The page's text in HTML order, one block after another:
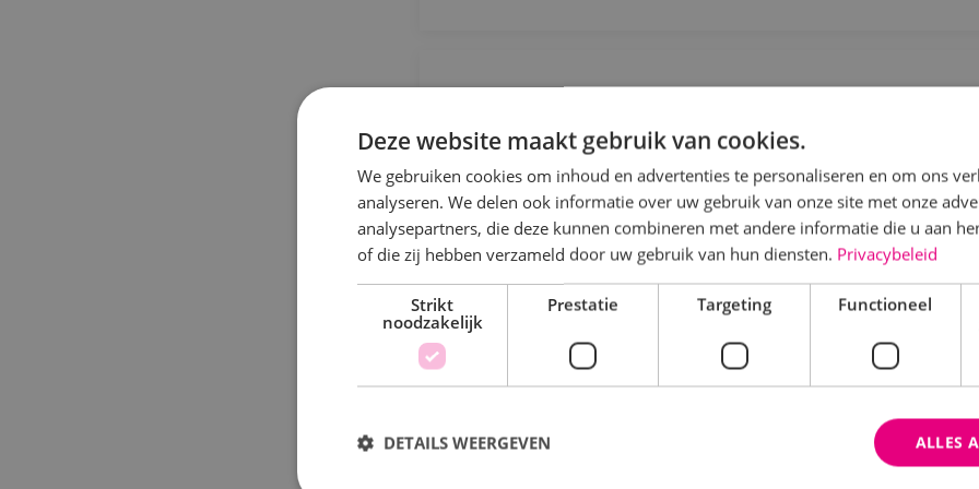
Werktuigbouwkunde
Ben je enthousiast, gedreven en heb je stevige
samenwerking en wil je bijdragen aan de verdere groei
Bekijk vacature Direct solliciteren
Commercieel technisch adviseur
Deze website maakt gebruik van cookies.
We gebruiken cookies om inhoud en advertenties te personaliseren en om ons
analyseren. We delen ook informatie over uw gebruik van onze site met onze
analysepartners, die deze kunnen combineren met andere informatie die u aan
of die zij hebben verzameld door uw gebruik van hun diensten. Privacybeleid
Strikt
noodzakelijk
Prestatie Targeting Functioneel
ALLES
DETAILS WEERGEVEN